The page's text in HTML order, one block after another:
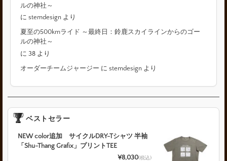
ルの神社～
にstemdesign より
夏至の500kmライド ～最終日：鈴鹿スカイラインからのゴー
ルの神社～
に38 より
オーダーチームジャージー にstemdesign より
ベストセラー
NEW color追加 サイクルDRY-Tシャツ 半袖
「Shu-Thang Grafix」プリントTEE
¥8,030(税込)